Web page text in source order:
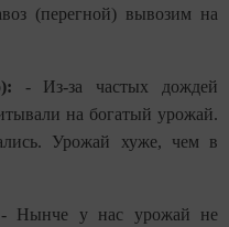
(перегной) вывозим на
- Из-за частых дождей
на богатый урожай.
Урожай хуже, чем в
- Нынче у нас урожай не